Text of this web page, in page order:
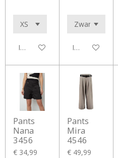
In winkelwagen In winkelwagen
Pants
Nana
3456
€ 34,99
Pants
Mira
4546
€ 49,99